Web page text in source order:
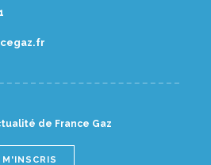
de France Gaz
M'INSCRIS